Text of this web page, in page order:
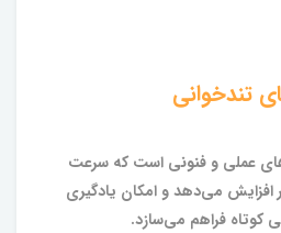
تندخوانی
عملی و فنونی است که سرعت
افزایش می‌دهد و امکان یادگیری
کوتاه فراهم می‌سازد.